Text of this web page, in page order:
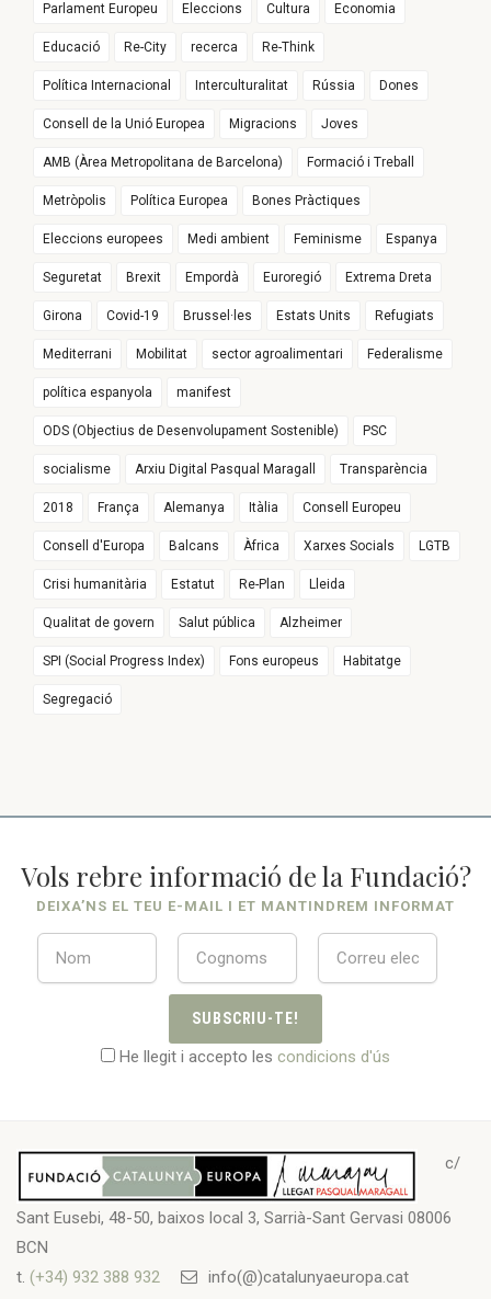
Parlament Europeu Eleccions Cultura Economia
Educació Re-City recerca Re-Think
Política Internacional Interculturalitat Rússia Dones
Consell de la Unió Europea Migracions Joves
AMB (Àrea Metropolitana de Barcelona) Formació i Treball
Metròpolis Política Europea Bones Pràctiques
Eleccions europees Medi ambient Feminisme Espanya
Seguretat Brexit Empordà Euroregió Extrema Dreta
Girona Covid-19 Brussel·les Estats Units Refugiats
Mediterrani Mobilitat sector agroalimentari Federalisme
política espanyola manifest
ODS (Objectius de Desenvolupament Sostenible) PSC
socialisme Arxiu Digital Pasqual Maragall Transparència
2018 França Alemanya Itàlia Consell Europeu
Consell d'Europa Balcans Àfrica Xarxes Socials LGTB
Crisi humanitària Estatut Re-Plan Lleida
Qualitat de govern Salut pública Alzheimer
SPI (Social Progress Index) Fons europeus Habitatge
Segregació
Vols rebre informació de la Fundació?
DEIXA’NS EL TEU E-MAIL I ET MANTINDREM INFORMAT
SUBSCRIU-TE!
He llegit i accepto les condicions d'ús
c/
Sant Eusebi, 48-50, baixos local 3, Sarrià-Sant Gervasi 08006
BCN
t. (+34) 932 388 932 info(@)catalunyaeuropa.cat